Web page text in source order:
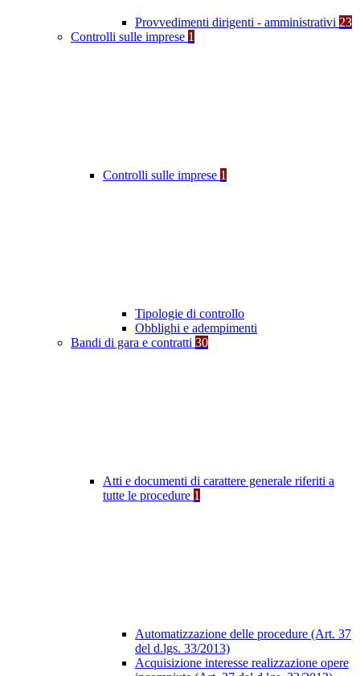
Provvedimenti dirigenti - amministrativi 23
Controlli sulle imprese 1
Controlli sulle imprese 1
Tipologie di controllo
Obblighi e adempimenti
Bandi di gara e contratti 30
Atti e documenti di carattere generale riferiti a
tutte le procedure 1
Automatizzazione delle procedure (Art. 37
del d.lgs. 33/2013)
Acquisizione interesse realizzazione opere